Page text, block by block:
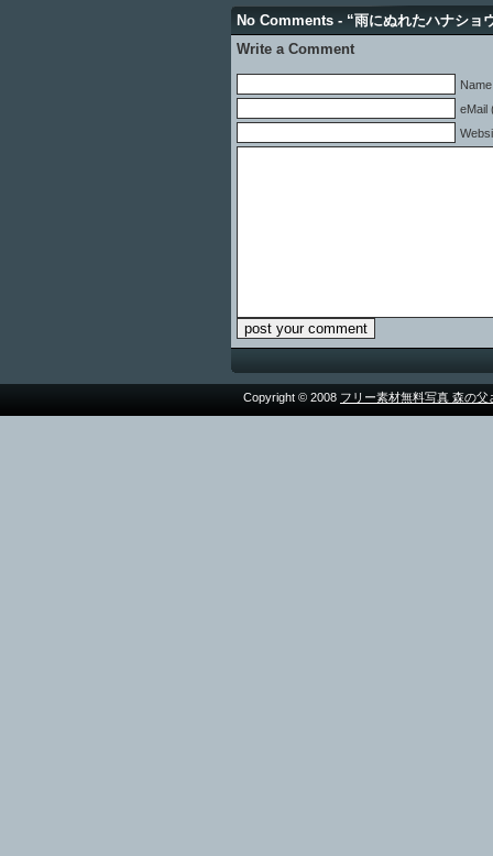
No Comments - “雨にぬれたハナショ
Write a Comment
eMail
Copyright © 2008 フリー素材無料写真 森の父